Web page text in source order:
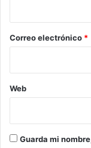
*
Correo electrónico *
Web
Guarda mi